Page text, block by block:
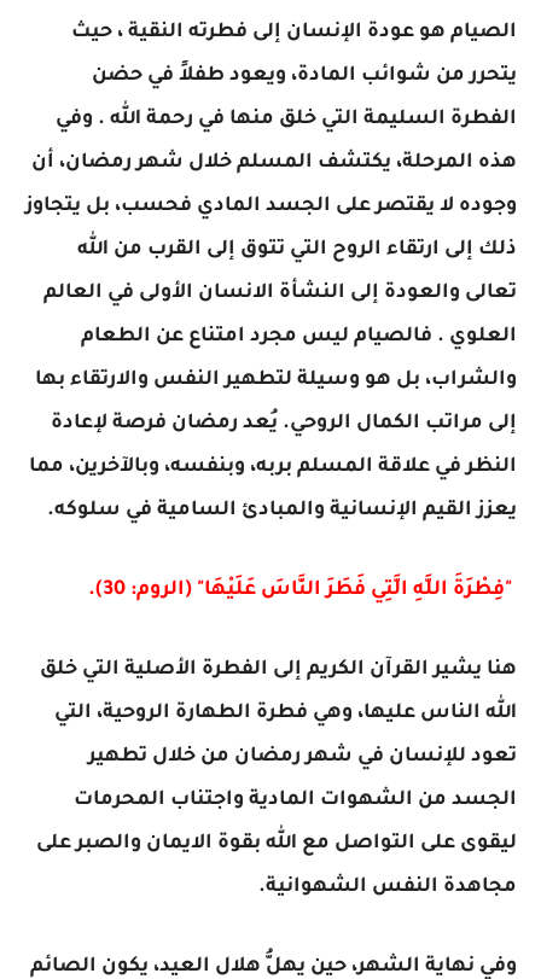
الصيام هو عودة الإنسان إلى فطرته النقية ، حيث
يتحرر من شوائب المادة، ويعود طفلاً في حضن
الفطرة السليمة التي خلق منها في رحمة الله . وفي
هذه المرحلة، يكتشف المسلم خلال شهر رمضان، أن
وجوده لا يقتصر على الجسد المادي فحسب، بل يتجاوز
ذلك إلى ارتقاء الروح التي تتوق إلى القرب من الله
تعالى والعودة إلى النشأة الانسان الأولى في العالم
العلوي . فالصيام ليس مجرد امتناع عن الطعام
والشراب، بل هو وسيلة لتطهير النفس والارتقاء بها
إلى مراتب الكمال الروحي. يُعد رمضان فرصة لإعادة
النظر في علاقة المسلم بربه، وبنفسه، وبالآخرين، مما
يعزز القيم الإنسانية والمبادئ السامية في سلوكه.
"فِطْرَةَ اللَّهِ الَّتِي فَطَرَ النَّاسَ عَلَيْهَا" (الروم: 30).
هنا يشير القرآن الكريم إلى الفطرة الأصلية التي خلق
الله الناس عليها، وهي فطرة الطهارة الروحية، التي
تعود للإنسان في شهر رمضان من خلال تطهير
الجسد من الشهوات المادية واجتناب المحرمات
ليقوى على التواصل مع الله بقوة الايمان والصبر على
مجاهدة النفس الشهوانية.
وفي نهاية الشهر، حين يهلُّ هلال العيد، يكون الصائم